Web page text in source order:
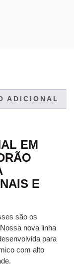
ADICIONAL
EM
E
são os
nova linha
para
com alto